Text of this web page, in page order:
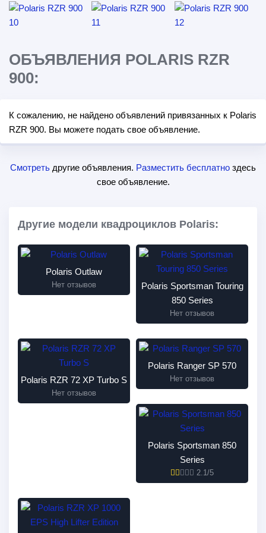
ОБЪЯВЛЕНИЯ POLARIS RZR
900:
К сожалению, не найдено объявлений привязанных к Polaris
RZR 900. Вы можете подать свое объявление.
Смотреть другие объявления. Разместить бесплатно здесь
свое объявление.
Другие модели квадроциклов Polaris:
Polaris Outlaw
Нет отзывов
Polaris Sportsman Touring
850 Series
Нет отзывов
Polaris RZR 72 XP Turbo S
Нет отзывов
Polaris Ranger SP 570
Нет отзывов
Polaris Sportsman 850
Series
2.1/5